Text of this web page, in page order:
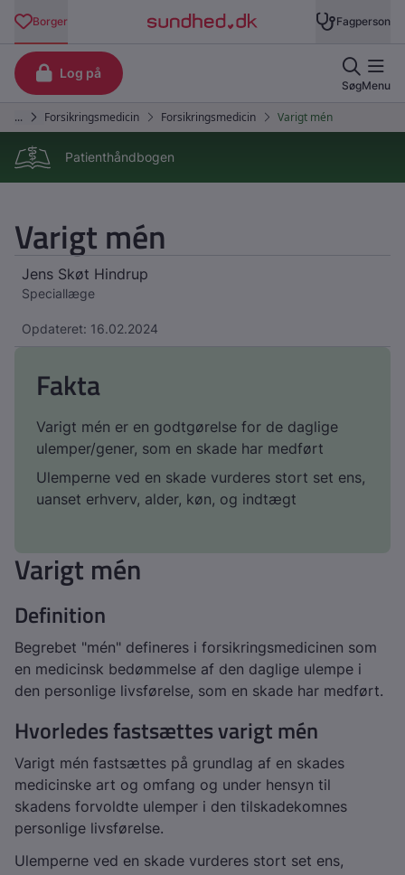
Patienthåndbogen
Varigt mén
Jens Skøt Hindrup
Speciallæge
Opdateret: 16.02.2024
Fakta
Varigt mén er en godtgørelse for de daglige
ulemper/gener, som en skade har medført
Ulemperne ved en skade vurderes stort set ens,
uanset erhverv, alder, køn, og indtægt
Varigt mén
Definition
Begrebet "mén" defineres i forsikringsmedicinen som
en medicinsk bedømmelse af den daglige ulempe i
den personlige livsførelse, som en skade har medført.
Hvorledes fastsættes varigt mén
Varigt mén fastsættes på grundlag af en skades
medicinske art og omfang og under hensyn til
skadens forvoldte ulemper i den tilskadekomnes
personlige livsførelse.
Ulemperne ved en skade vurderes stort set ens,